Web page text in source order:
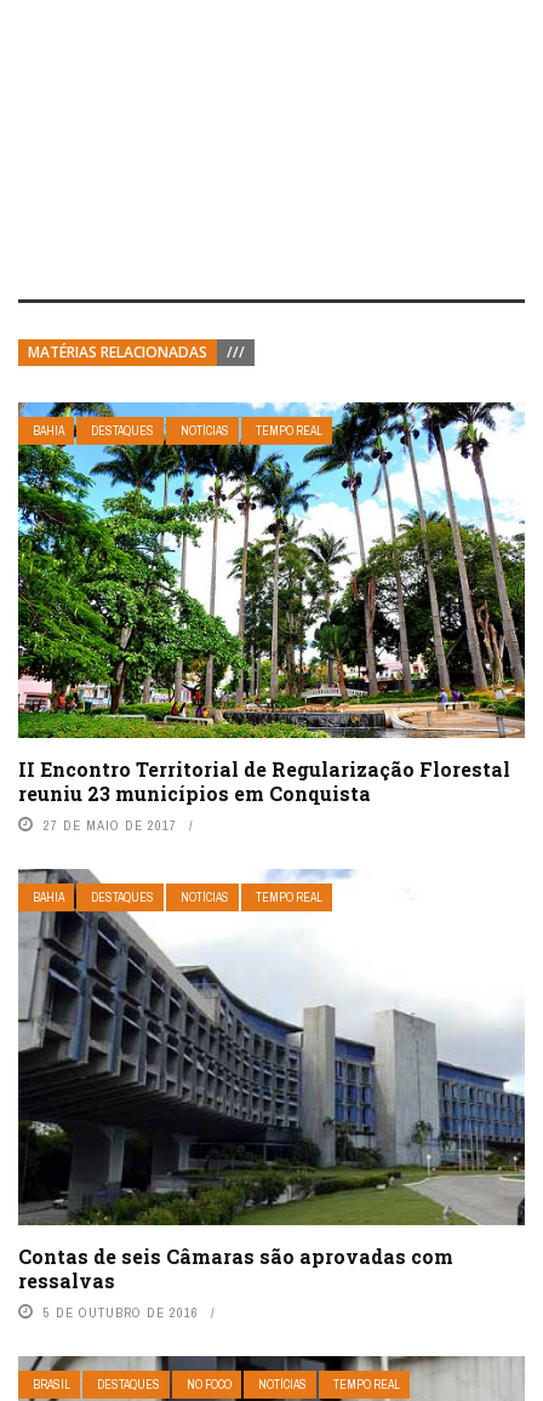
MATÉRIAS RELACIONADAS ///
BAHIA DESTAQUES NOTÍCIAS TEMPO REAL
II Encontro Territorial de Regularização Florestal
reuniu 23 municípios em Conquista
27 DE MAIO DE 2017
BAHIA DESTAQUES NOTÍCIAS TEMPO REAL
Contas de seis Câmaras são aprovadas com
ressalvas
5 DE OUTUBRO DE 2016
BRASIL DESTAQUES NO FOCO NOTÍCIAS TEMPO REAL